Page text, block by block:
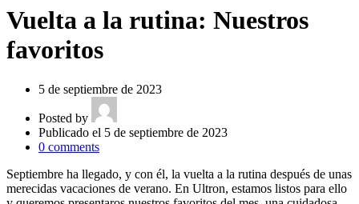
Vuelta a la rutina: Nuestros
favoritos
5 de septiembre de 2023
Posted by
Publicado el 5 de septiembre de 2023
0 comments
Septiembre ha llegado, y con él, la vuelta a la rutina después de unas
merecidas vacaciones de verano. En Ultron, estamos listos para ello